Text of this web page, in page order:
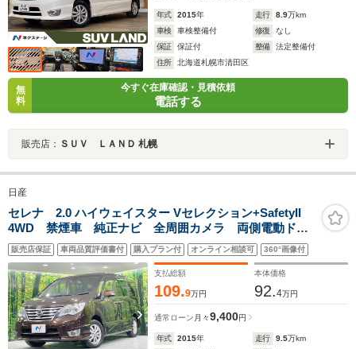
年式 2015年 走行 8.9万km
車検
車検整備付 修復
なし
保証
保証付 整備
法定整備付
住所
北海道札幌市清田区
無
料
今すぐ在庫確認・見積依頼
電話する
販売店： ＳＵＶ ＬＡＮＤ 札幌
日産
セレナ 2.0 ハイウェイスター Vセレクション+SafetyII
4WD 禁煙車 純正ナビ 全周囲カメラ 両側電動ド
ア リアオートエアコン クルーズコントロール 衝突
軽減 ETC スマートキー 純正15AW LEDヘッド ス
テアリングスイッチ フォグライト オートエアコン
販売店保証 車両品質評価書付 購入プラン付 オンライン相談可 360°画像付
支払総額
109.9万円
本体価格
92.4万円
通常ローン 月々9,400円
年式 2015年 走行 9.5万km